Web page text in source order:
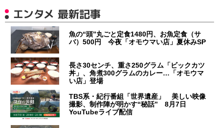
エンタメ 最新記事
魚の“頭”丸ごと定食1480円、お魚定食（サ
バ）500円 今夜「オモウマい店」夏休みSP
長さ30センチ、重さ250グラム「ビックカツ
丼」、角煮300グラムのカレー…「オモウマ
い店」登場
TBS系・紀行番組「世界遺産」 美しい映像
撮影、制作陣が明かす“秘話” 8月7日
YouTubeライブ配信